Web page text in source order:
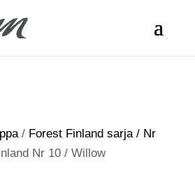
/ Forest Finland sarja / Nr
Nr 10 / Willow